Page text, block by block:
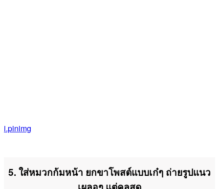
i.pinimg
5. ใส่หมวกก้มหน้า ยกขาโพสต์แบบเก๋ๆ ถ่ายรูปแนว